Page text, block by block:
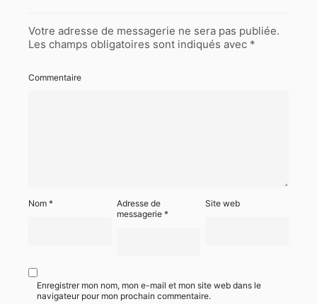
Votre adresse de messagerie ne sera pas publiée.
Les champs obligatoires sont indiqués avec *
Commentaire
Nom *
Adresse de
messagerie*
Site web
Enregistrer mon nom, mon e-mail et mon site web dans le
navigateur pour mon prochain commentaire.